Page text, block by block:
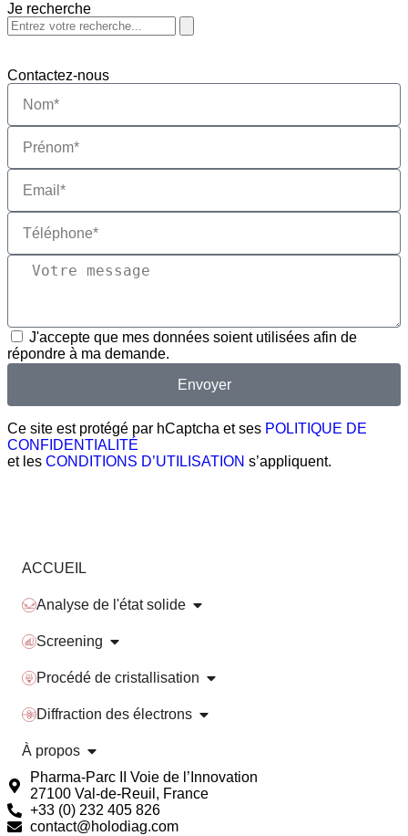
Je recherche
Contactez-nous
J'accepte que mes données soient utilisées afin de
répondre à ma demande.
Envoyer
Ce site est protégé par hCaptcha et ses POLITIQUE DE
CONFIDENTIALITÉ
et les CONDITIONS D’UTILISATION s’appliquent.
ACCUEIL
Analyse de l'état solide
Screening
Procédé de cristallisation
Diffraction des électrons
À propos
Pharma-Parc II Voie de l’Innovation
27100 Val-de-Reuil, France
+33 (0) 232 405 826
contact@holodiag.com